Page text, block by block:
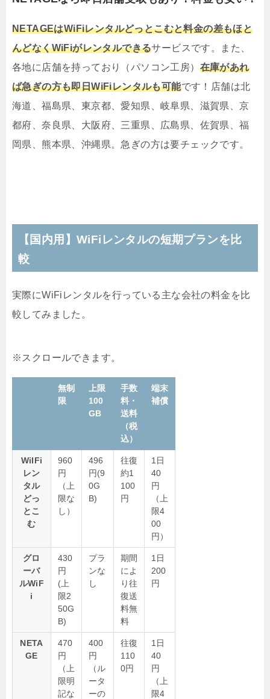
NETAGEはWiFiレンタルどっとこむと料金の差もほと
んどなくWiFiがレンタルできるサービスです。また、
各地に店舗を持っており（パソコン工房） 在庫があれ
ば急ぎの方も即日WiFiレンタルも可能です！店舗は北
海道、福島県、東京都、愛知県、岐阜県、滋賀県、京
都府、奈良県、大阪府、三重県、広島県、佐賀県、福
岡県、熊本県、沖縄県。急ぎの方は要チェックです。
【国内用】WiFiレンタルの短期プランを比
較
実際にWiFiレンタルを行っている主な会社の料金を比
較してみました。
無制
限
上限
100
GB
手数
料・
送料
（税
込）
端末
補償
WiIFi
レン
タル
どっ
とこ
む
960
円
（上
限な
し）
496
円(9
0G
B)
往復
約1
100
円
1日
40
円
（上
限4
00
円）
グロ
ーバ
ルWiF
i
430
円
(上
限2
50G
B)
プラ
ンな
し
期間
によ
り往
復送
料無
料
1日
200
円
NETA
GE
470
円
（上
限明
記な
400
円
（ル
ータ
ーの
往復
110
0円
1日
40
円
（上
限4